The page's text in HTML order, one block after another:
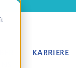
KARRIERE